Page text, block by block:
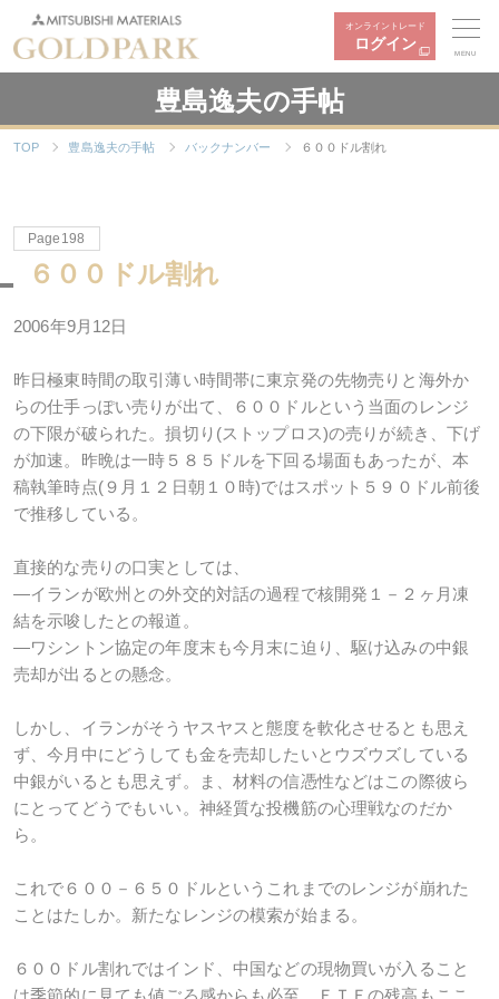
オンライントレード
ログイン
MENU
豊島逸夫の手帖
TOP 豊島逸夫の手帖 バックナンバー ６００ドル割れ
Page198
６００ドル割れ
2006年9月12日
昨日極東時間の取引薄い時間帯に東京発の先物売りと海外か
らの仕手っぽい売りが出て、６００ドルという当面のレンジ
の下限が破られた。損切り(ストップロス)の売りが続き、下げ
が加速。昨晩は一時５８５ドルを下回る場面もあったが、本
稿執筆時点(９月１２日朝１０時)ではスポット５９０ドル前後
で推移している。
直接的な売りの口実としては、
―イランが欧州との外交的対話の過程で核開発１－２ヶ月凍
結を示唆したとの報道。
―ワシントン協定の年度末も今月末に迫り、駆け込みの中銀
売却が出るとの懸念。
しかし、イランがそうヤスヤスと態度を軟化させるとも思え
ず、今月中にどうしても金を売却したいとウズウズしている
中銀がいるとも思えず。ま、材料の信憑性などはこの際彼ら
にとってどうでもいい。神経質な投機筋の心理戦なのだか
ら。
これで６００－６５０ドルというこれまでのレンジが崩れた
ことはたしか。新たなレンジの模索が始まる。
６００ドル割れではインド、中国などの現物買いが入ること
は季節的に見ても値ごろ感からも必至。ＥＴＦの残高もここ